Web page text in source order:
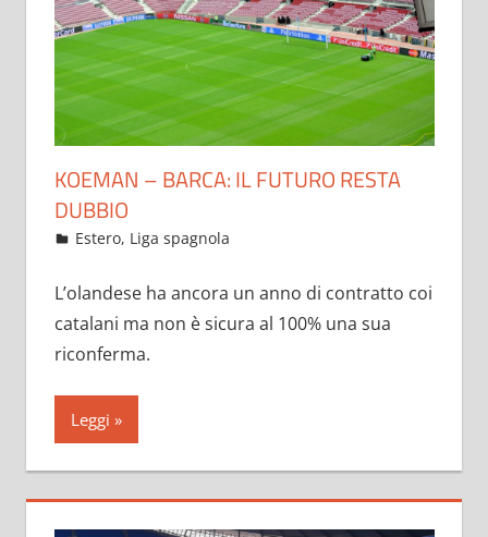
KOEMAN – BARCA: IL FUTURO RESTA
DUBBIO
Maggio 26, 2021
admin
Estero, Liga spagnola
L’olandese ha ancora un anno di contratto coi
catalani ma non è sicura al 100% una sua
riconferma.
Leggi